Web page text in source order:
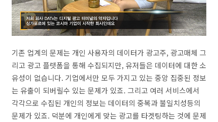
기존 업계의 문제는 개인 사용자의 데이터가 광고주, 광고매체 그
리고 광고 플랫폼을 통해 수집되지만, 유저들은 데이터에 대한 소
유성이 없습니다. 기업에서만 모두 가지고 있는 중앙 집중된 정보
는 유출이 되버릴수 있는 문제가 있죠. 그리고 여러 서비스에서
각각으로 수집된 개인의 정보는 데이터의 중복과 불일치성등의
문제가 있죠. 덕분에 개인에게 맞는 광고를 타겟팅하는 것에 문제